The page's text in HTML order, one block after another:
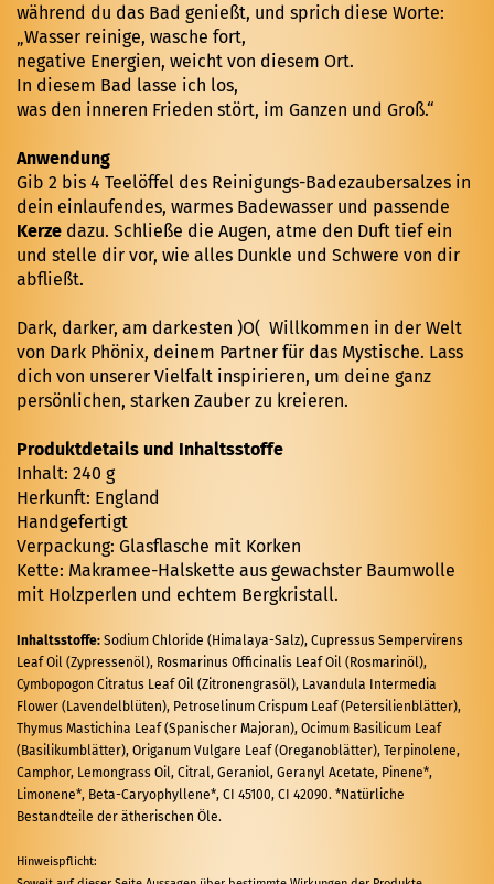
während du das Bad genießt, und sprich diese Worte:
„Wasser reinige, wasche fort,
negative Energien, weicht von diesem Ort.
In diesem Bad lasse ich los,
was den inneren Frieden stört, im Ganzen und Groß.“
Anwendung
Gib 2 bis 4 Teelöffel des Reinigungs-Badezaubersalzes in
dein einlaufendes, warmes Badewasser und passende
Kerze dazu. Schließe die Augen, atme den Duft tief ein
und stelle dir vor, wie alles Dunkle und Schwere von dir
abfließt.
Dark, darker, am darkesten )O( Willkommen in der Welt
von Dark Phönix, deinem Partner für das Mystische. Lass
dich von unserer Vielfalt inspirieren, um deine ganz
persönlichen, starken Zauber zu kreieren.
Produktdetails und Inhaltsstoffe
Inhalt: 240 g
Herkunft: England
Handgefertigt
Verpackung: Glasflasche mit Korken
Kette: Makramee-Halskette aus gewachster Baumwolle
mit Holzperlen und echtem Bergkristall.
Inhaltsstoffe: Sodium Chloride (Himalaya-Salz), Cupressus Sempervirens
Leaf Oil (Zypressenöl), Rosmarinus Officinalis Leaf Oil (Rosmarinöl),
Cymbopogon Citratus Leaf Oil (Zitronengrasöl), Lavandula Intermedia
Flower (Lavendelblüten), Petroselinum Crispum Leaf (Petersilienblätter),
Thymus Mastichina Leaf (Spanischer Majoran), Ocimum Basilicum Leaf
(Basilikumblätter), Origanum Vulgare Leaf (Oreganoblätter), Terpinolene,
Camphor, Lemongrass Oil, Citral, Geraniol, Geranyl Acetate, Pinene*,
Limonene*, Beta-Caryophyllene*, CI 45100, CI 42090. *Natürliche
Bestandteile der ätherischen Öle.
Hinweispflicht: